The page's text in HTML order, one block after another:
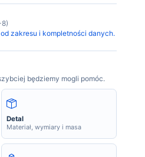
zakresu i kompletności danych.
będziemy mogli pomóc.
Detal
Materiał, wymiary i masa